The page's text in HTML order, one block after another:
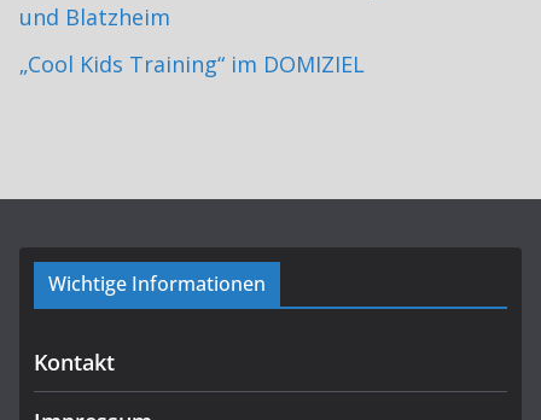
und Blatzheim
„Cool Kids Training“ im DOMIZIEL
Wichtige Informationen
Kontakt